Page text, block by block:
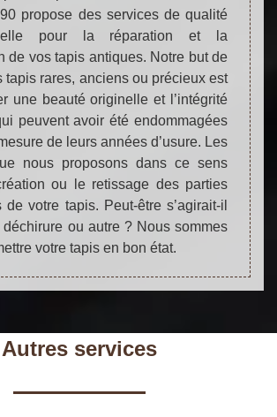
propose des services de qualité
pour la réparation et la
de vos tapis antiques. Notre but de
tapis rares, anciens ou précieux est
une beauté originelle et l’intégrité
peuvent avoir été endommagées
de leurs années d’usure. Les
nous proposons dans ce sens
ou le retissage des parties
de votre tapis. Peut-être s’agirait-il
ou autre ? Nous sommes
votre tapis en bon état.
Autres services